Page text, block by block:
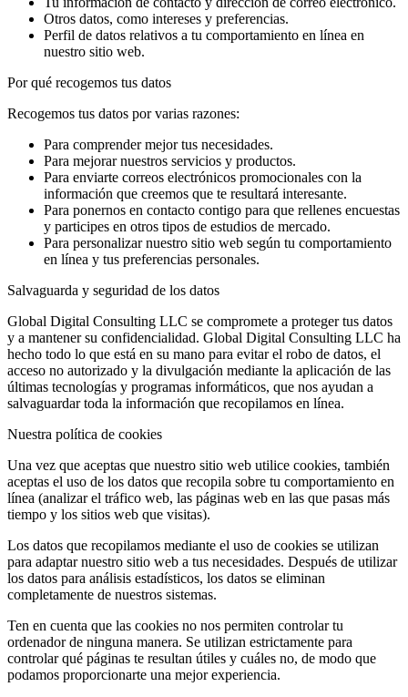
Otros datos, como intereses y preferencias.
Perfil de datos relativos a tu comportamiento en línea en
nuestro sitio web.
Por qué recogemos tus datos
Recogemos tus datos por varias razones:
Para comprender mejor tus necesidades.
Para mejorar nuestros servicios y productos.
Para enviarte correos electrónicos promocionales con la
información que creemos que te resultará interesante.
Para ponernos en contacto contigo para que rellenes encuestas
y participes en otros tipos de estudios de mercado.
Para personalizar nuestro sitio web según tu comportamiento
en línea y tus preferencias personales.
Salvaguarda y seguridad de los datos
Global Digital Consulting LLC se compromete a proteger tus datos
y a mantener su confidencialidad. Global Digital Consulting LLC ha
hecho todo lo que está en su mano para evitar el robo de datos, el
acceso no autorizado y la divulgación mediante la aplicación de las
últimas tecnologías y programas informáticos, que nos ayudan a
salvaguardar toda la información que recopilamos en línea.
Nuestra política de cookies
Una vez que aceptas que nuestro sitio web utilice cookies, también
aceptas el uso de los datos que recopila sobre tu comportamiento en
línea (analizar el tráfico web, las páginas web en las que pasas más
tiempo y los sitios web que visitas).
Los datos que recopilamos mediante el uso de cookies se utilizan
para adaptar nuestro sitio web a tus necesidades. Después de utilizar
los datos para análisis estadísticos, los datos se eliminan
completamente de nuestros sistemas.
Ten en cuenta que las cookies no nos permiten controlar tu
ordenador de ninguna manera. Se utilizan estrictamente para
controlar qué páginas te resultan útiles y cuáles no, de modo que
podamos proporcionarte una mejor experiencia.